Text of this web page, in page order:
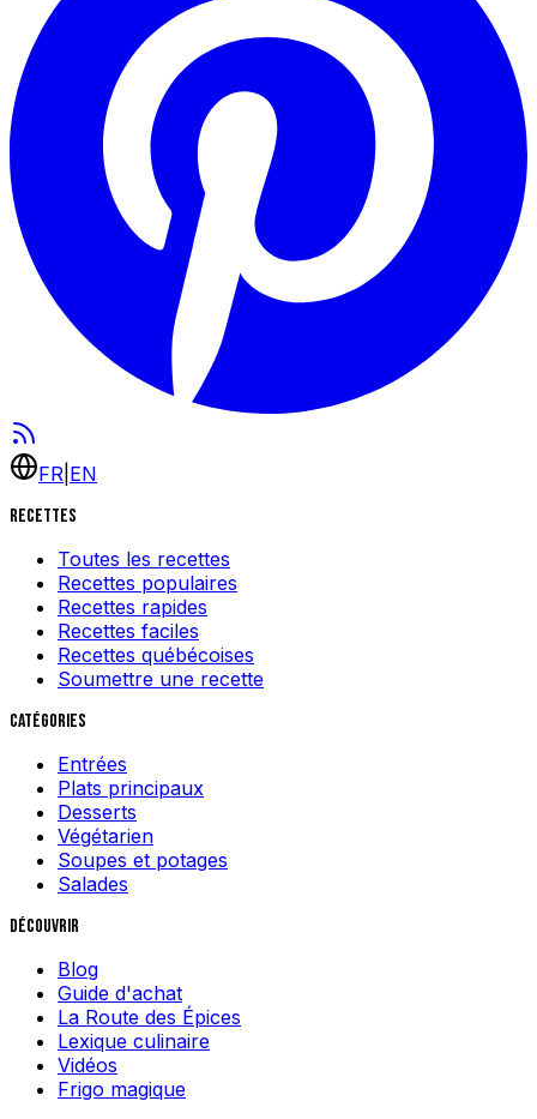
FR EN
Recettes
Toutes les recettes
Recettes populaires
Recettes rapides
Recettes faciles
Recettes québécoises
Soumettre une recette
Catégories
Entrées
Plats principaux
Desserts
Végétarien
Soupes et potages
Salades
Découvrir
Blog
Guide d'achat
La Route des Épices
Lexique culinaire
Vidéos
Frigo magique